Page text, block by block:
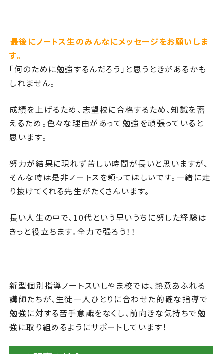
――最後にノートス生のみんなにメッセージをお願いしま
す。
「何のために勉強するんだろう」と思うときがあるかも
しれません。
成績を上げるため、志望校に合格するため、知識を蓄
えるため。色々な理由があって勉強を頑張っていると
思います。
努力が結果に現れず苦しい時間が長いと思いますが、
そんな時は是非ノートスを頼ってほしいです。一緒に走
り抜けてくれる先生がたくさんいます。
長い人生の中で、10代という早いうちに努した経験は
きっと役立ちます。全力で張ろう！！
新型個別指導ノートスいしやま校では、熱意あふれる
講師たちが、生徒一人ひとりに合わせた的確な指導で
勉強に対する苦手意識をなくし、前向きな気持ちで勉
強に取り組めるようにサポートしています！